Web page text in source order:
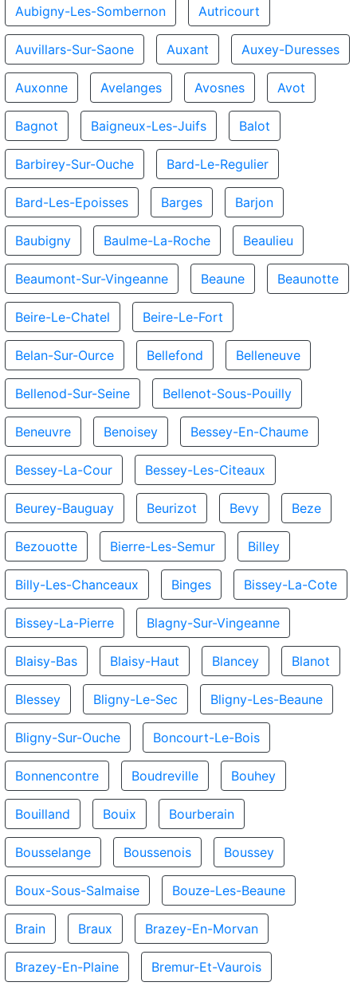
Aubigny-Les-Sombernon Autricourt
Auvillars-Sur-Saone Auxant Auxey-Duresses
Auxonne Avelanges Avosnes Avot
Bagnot Baigneux-Les-Juifs Balot
Barbirey-Sur-Ouche Bard-Le-Regulier
Bard-Les-Epoisses Barges Barjon
Baubigny Baulme-La-Roche Beaulieu
Beaumont-Sur-Vingeanne Beaune Beaunotte
Beire-Le-Chatel Beire-Le-Fort
Belan-Sur-Ource Bellefond Belleneuve
Bellenod-Sur-Seine Bellenot-Sous-Pouilly
Beneuvre Benoisey Bessey-En-Chaume
Bessey-La-Cour Bessey-Les-Citeaux
Beurey-Bauguay Beurizot Bevy Beze
Bezouotte Bierre-Les-Semur Billey
Billy-Les-Chanceaux Binges Bissey-La-Cote
Bissey-La-Pierre Blagny-Sur-Vingeanne
Blaisy-Bas Blaisy-Haut Blancey Blanot
Blessey Bligny-Le-Sec Bligny-Les-Beaune
Bligny-Sur-Ouche Boncourt-Le-Bois
Bonnencontre Boudreville Bouhey
Bouilland Bouix Bourberain
Bousselange Boussenois Boussey
Boux-Sous-Salmaise Bouze-Les-Beaune
Brain Braux Brazey-En-Morvan
Brazey-En-Plaine Bremur-Et-Vaurois